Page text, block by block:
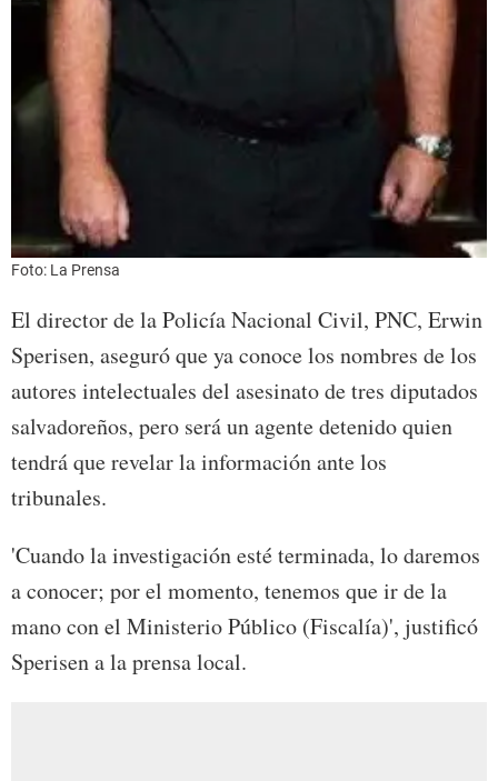
Foto: La Prensa
El director de la Policía Nacional Civil, PNC, Erwin
Sperisen, aseguró que ya conoce los nombres de los
autores intelectuales del asesinato de tres diputados
salvadoreños, pero será un agente detenido quien
tendrá que revelar la información ante los
tribunales.
'Cuando la investigación esté terminada, lo daremos
a conocer; por el momento, tenemos que ir de la
mano con el Ministerio Público (Fiscalía)', justificó
Sperisen a la prensa local.